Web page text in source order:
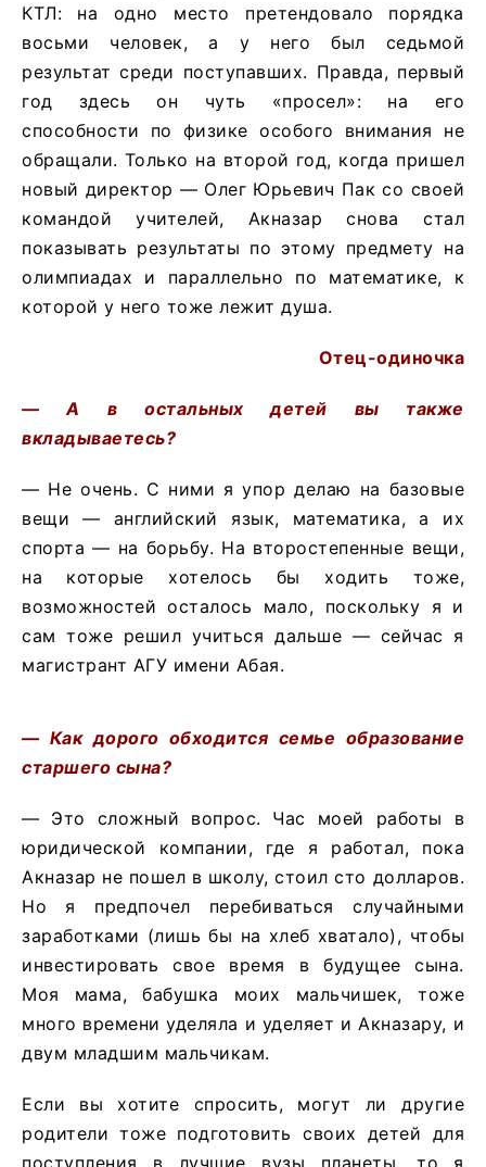
КТЛ: на одно место претендовало порядка
восьми человек, а у него был седьмой
результат среди поступавших. Правда, первый
год здесь он чуть «просел»: на его
способности по физике особого внимания не
обращали. Только на второй год, когда пришел
новый директор — Олег Юрьевич Пак со своей
командой учителей, Акназар снова стал
показывать результаты по этому предмету на
олимпиадах и параллельно по математике, к
которой у него тоже лежит душа.
Отец-одиночка
— А в остальных детей вы также
вкладываетесь?
— Не очень. С ними я упор делаю на базовые
вещи — английский язык, математика, а их
спорта — на борьбу. На второстепенные вещи,
на которые хотелось бы ходить тоже,
возможностей осталось мало, поскольку я и
сам тоже решил учиться дальше — сейчас я
магистрант АГУ имени Абая.
— Как дорого обходится семье образование
старшего сына?
— Это сложный вопрос. Час моей работы в
юридической компании, где я работал, пока
Акназар не пошел в школу, стоил сто долларов.
Но я предпочел перебиваться случайными
заработками (лишь бы на хлеб хватало), чтобы
инвестировать свое время в будущее сына.
Моя мама, бабушка моих мальчишек, тоже
много времени уделяла и уделяет и Акназару, и
двум младшим мальчикам.
Если вы хотите спросить, могут ли другие
родители тоже подготовить своих детей для
поступления в лучшие вузы планеты, то я